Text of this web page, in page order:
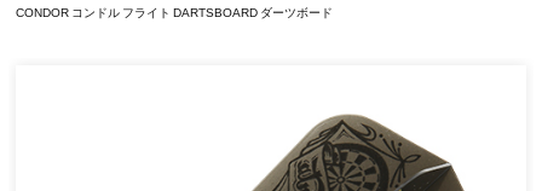
CONDOR コンドル フライト DARTSBOARD ダーツボード